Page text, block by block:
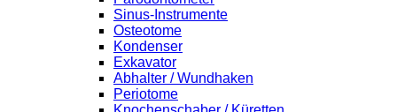
Sinus-Instrumente
Osteotome
Kondenser
Exkavator
Abhalter / Wundhaken
Periotome